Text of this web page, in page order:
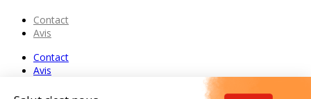
Contact
Avis
Contact
Avis